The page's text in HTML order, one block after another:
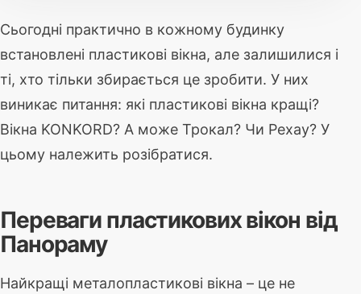
Сьогодні практично в кожному будинку
встановлені пластикові вікна, але залишилися і
ті, хто тільки збирається це зробити. У них
виникає питання: які пластикові вікна кращі?
Вікна KONKORD? А може Трокал? Чи Рехау? У
цьому належить розібратися.
Переваги пластикових вікон від
Панораму
Найкращі металопластикові вікна – це не